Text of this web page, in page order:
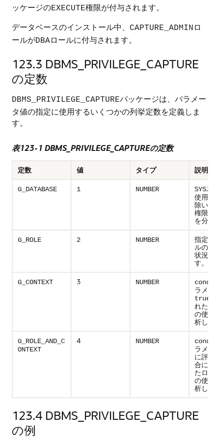
ッケージのEXECUTE権限が付与されます。
データベースのインストール中、
CAPTURE_ADMIN ロ
ールがDBAロールに付与されます。
123.3 DBMS_PRIVILEGE_CAPTURE
の定数
DBMS_PRIVILEGE_CAPTUREパッケージは、パラメー
タ値の指定に使用するいくつかの列挙定数を定義しま
す。
表123-1 DBMS_PRIVILEGE_CAPTUREの定数
定数 値 タイプ 説明
G_DATABASE 1 NUMBER SYSユ
使用す
除いた
権限の
を分析
G_ROLE 2 NUMBER
指定さ
ルの権
状況を
す。
G_CONTEXT 3 NUMBER
ラメー
true
れた場
の使用
析しま
G_ROLE_AND_C
ONTEXT
4 NUMBER
ラメー
に評価
合に、
たロー
の使用
析しま
123.4 DBMS_PRIVILEGE_CAPTURE
の例